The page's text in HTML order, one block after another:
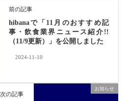
前の記事
hibanaで「11月のおすすめ記
事・飲食業界ニュース紹介!!
（11/9更新）」を公開しました
2024-11-10
お知らせ
次の記事